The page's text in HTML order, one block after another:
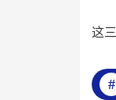
这